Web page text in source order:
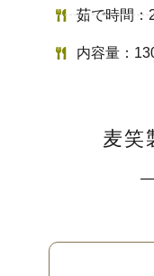
茹で時間：
内容量：
麦笑